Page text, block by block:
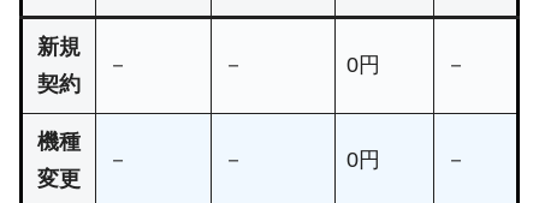
新規
契約
－ － 0円 －
機種
変更
－ － 0円 －